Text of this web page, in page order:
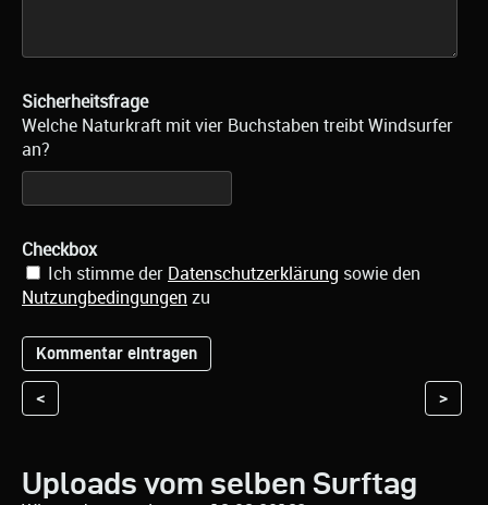
Sicherheitsfrage
Welche Naturkraft mit vier Buchstaben treibt Windsurfer
an?
Checkbox
Ich stimme der Datenschutzerklärung sowie den
Nutzungbedingungen zu
< >
Uploads vom selben Surftag